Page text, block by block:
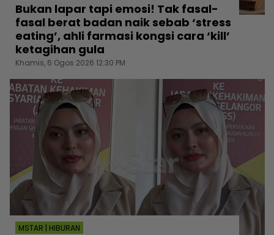
Bukan lapar tapi emosi! Tak fasal-
fasal berat badan naik sebab ‘stress
eating’, ahli farmasi kongsi cara ‘kill’
ketagihan gula
Khamis, 6 Ogos 2026 12:30 PM
MSTAR | HIBURAN